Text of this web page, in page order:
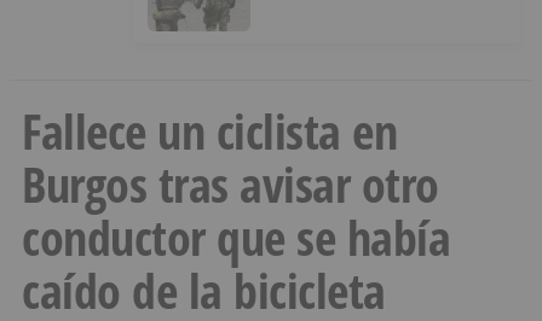
Fallece un ciclista en
Burgos tras avisar otro
conductor que se había
caído de la bicicleta